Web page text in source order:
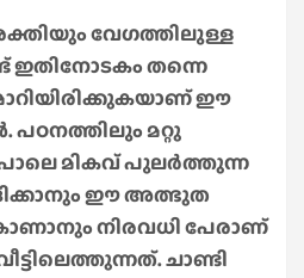
വേഗത്തിലുള്ള
ഇതിനോടകം തന്നെ
മാറിയിരിക്കുകയാണ് ഈ
മറ്റു
മികവ് പുലർത്തുന്ന
ഈ അത്ഭുത
നിരവധി പേരാണ്
ചാണ്ടി